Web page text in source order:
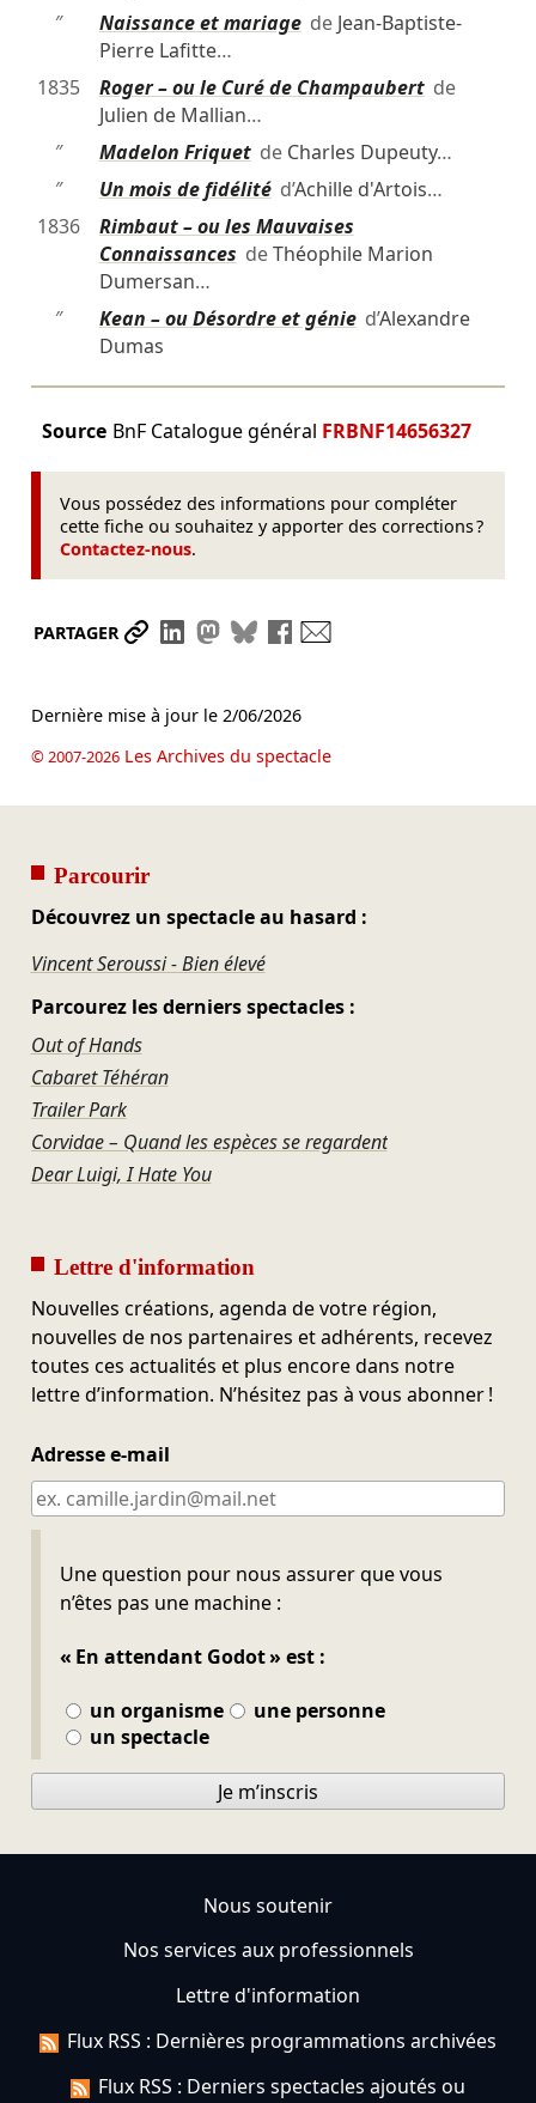
″
Naissance et mariagede Jean-Baptiste-
Pierre Lafitte…
1835
Roger – ou le Curé de Champaubertde
Julien de Mallian…
″
Madelon Friquetde Charles Dupeuty…
″
Un mois de fidélitéd’Achille d'Artois…
1836
Rimbaut – ou les Mauvaises
Connaissances deThéophile Marion
Dumersan…
″
Kean – ou Désordre et génied’Alexandre
Dumas
Source BnF Catalogue général FRBNF14656327
Vous possédez des informations pour compléter
cette fiche ou souhaitez y apporter des corrections ?
Contactez-nous.
PARTAGER Partager le lien
Partager sur LinkedIn
Partager sur Mastodon
Partager sur Bluesky
Partager sur Facebook
Dernière mise à jour le 2/06/2026
© 2007-2026Les Archives du spectacle
Parcourir
Découvrez un spectacle au hasard :
Vincent Seroussi - Bien élevé
Parcourez les derniers spectacles :
Out of Hands
Cabaret Téhéran
Trailer Park
Corvidae – Quand les espèces se regardent
Dear Luigi, I Hate You
Lettre d'information
Nouvelles créations, agenda de votre région,
nouvelles de nos partenaires et adhérents, recevez
toutes ces actualités et plus encore dans notre
lettre d’information. N’hésitez pas à vous abonner !
Adresse e-mail
Une question pour nous assurer que vous
n’êtes pas une machine :
« En attendant Godot » est :
un organisme
une personne
un spectacle
Ne pas remplir
Je m’inscris
Nous soutenir
Nos services aux professionnels
Lettre d'information
Flux RSS : Dernières programmations archivées
Flux RSS : Derniers spectacles ajoutés ou